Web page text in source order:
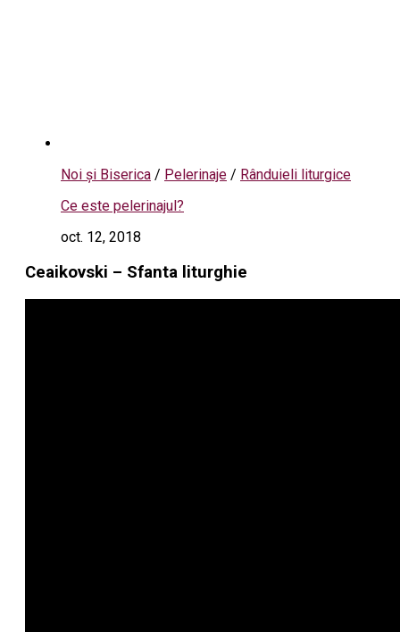
Noi și Biserica / Pelerinaje / Rânduieli liturgice
Ce este pelerinajul?
oct. 12, 2018
Ceaikovski – Sfanta liturghie